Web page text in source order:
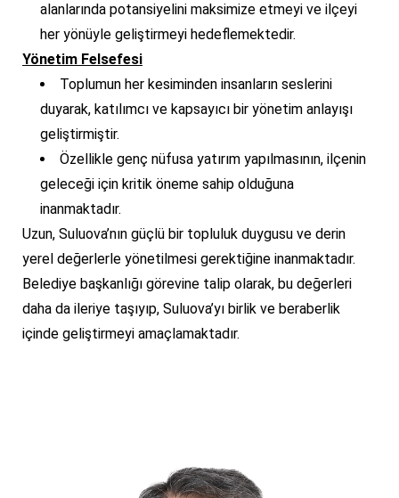
alanlarında potansiyelini maksimize etmeyi ve ilçeyi
her yönüyle geliştirmeyi hedeflemektedir.
Yönetim Felsefesi
Toplumun her kesiminden insanların seslerini
duyarak, katılımcı ve kapsayıcı bir yönetim anlayışı
geliştirmiştir.
Özellikle genç nüfusa yatırım yapılmasının, ilçenin
geleceği için kritik öneme sahip olduğuna
inanmaktadır.
Uzun, Suluova’nın güçlü bir topluluk duygusu ve derin
yerel değerlerle yönetilmesi gerektiğine inanmaktadır.
Belediye başkanlığı görevine talip olarak, bu değerleri
daha da ileriye taşıyıp, Suluova’yı birlik ve beraberlik
içinde geliştirmeyi amaçlamaktadır.